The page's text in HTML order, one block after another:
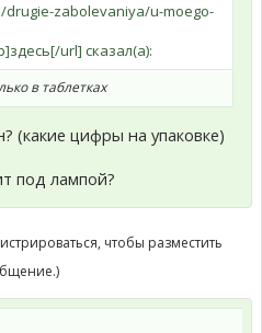
zabolevaniya/u-moego-
url] сказал(а):
в таблетках
(какие цифры на упаковке)
под лампой?
чтобы разместить